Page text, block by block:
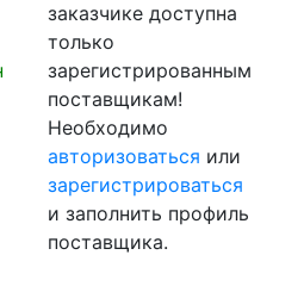
заказчике доступна
только
зарегистрированным
поставщикам!
Необходимо
авторизоваться или
зарегистрироваться
и заполнить профиль
поставщика.